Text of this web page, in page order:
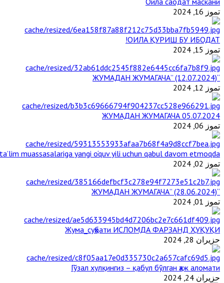
تموز 16, 2024
ОИЛА ҚУРИШ БУ ИБОДАТ!
تموز 15, 2024
“ЖУМАДАН ЖУМАГАЧА” (12.07.2024)
تموز 12, 2024
ЖУМАДАН ЖУМАГАЧА 05.07.2024
تموز 06, 2024
muassasalariga yangi o‘quv yili uchun qabul davom etmoqda
تموز 02, 2024
“ЖУМАДАН ЖУМАГАЧА” (28.06.2024)
تموز 01, 2024
Жума_суҳбати ИСЛОМДА ФАРЗАНД ҲУҚУҚИ
حزيران 28, 2024
Гўзал хулқингиз – қабул бўлган ҳаж аломати
حزيران 24, 2024